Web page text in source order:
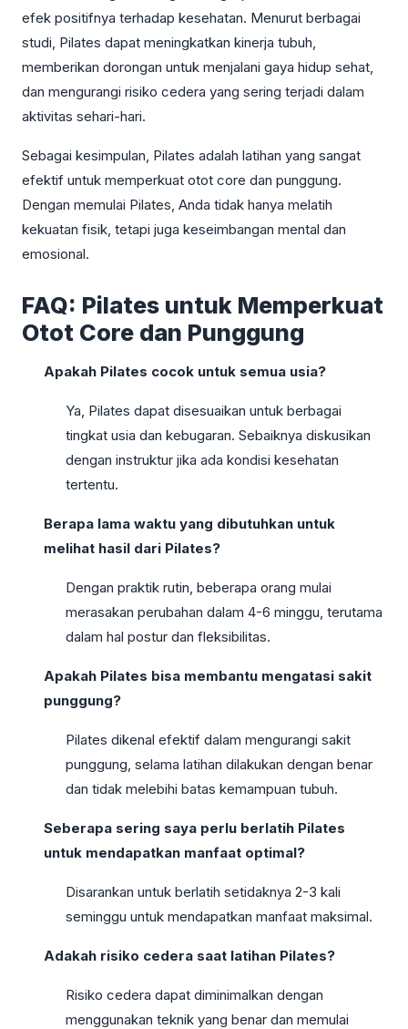
efek positifnya terhadap kesehatan. Menurut berbagai
studi, Pilates dapat meningkatkan kinerja tubuh,
memberikan dorongan untuk menjalani gaya hidup sehat,
dan mengurangi risiko cedera yang sering terjadi dalam
aktivitas sehari-hari.
Sebagai kesimpulan, Pilates adalah latihan yang sangat
efektif untuk memperkuat otot core dan punggung.
Dengan memulai Pilates, Anda tidak hanya melatih
kekuatan fisik, tetapi juga keseimbangan mental dan
emosional.
FAQ: Pilates untuk Memperkuat
Otot Core dan Punggung
Apakah Pilates cocok untuk semua usia?
Ya, Pilates dapat disesuaikan untuk berbagai
tingkat usia dan kebugaran. Sebaiknya diskusikan
dengan instruktur jika ada kondisi kesehatan
tertentu.
Berapa lama waktu yang dibutuhkan untuk
melihat hasil dari Pilates?
Dengan praktik rutin, beberapa orang mulai
merasakan perubahan dalam 4-6 minggu, terutama
dalam hal postur dan fleksibilitas.
Apakah Pilates bisa membantu mengatasi sakit
punggung?
Pilates dikenal efektif dalam mengurangi sakit
punggung, selama latihan dilakukan dengan benar
dan tidak melebihi batas kemampuan tubuh.
Seberapa sering saya perlu berlatih Pilates
untuk mendapatkan manfaat optimal?
Disarankan untuk berlatih setidaknya 2-3 kali
seminggu untuk mendapatkan manfaat maksimal.
Adakah risiko cedera saat latihan Pilates?
Risiko cedera dapat diminimalkan dengan
menggunakan teknik yang benar dan memulai